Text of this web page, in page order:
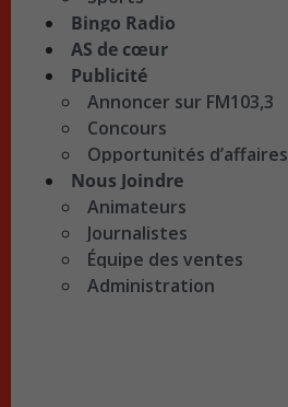
Bingo Radio
AS de cœur
Publicité
Annoncer sur FM103,3
Concours
Opportunités d’affaires
Nous Joindre
Animateurs
Journalistes
Équipe des ventes
Administration